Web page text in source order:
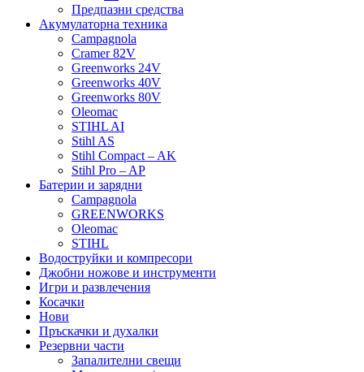
Предпазни средства
Акумулаторна техника
Campagnola
Cramer 82V
Greenworks 24V
Greenworks 40V
Greenworks 80V
Oleomac
STIHL AI
Stihl AS
Stihl Compact – AK
Stihl Pro – AP
Батерии и зарядни
Campagnola
GREENWORKS
Oleomac
STIHL
Водоструйки и компресори
Джобни ножове и инструменти
Игри и развлечения
Косачки
Нови
Пръскачки и духалки
Резервни части
Запалителни свещи